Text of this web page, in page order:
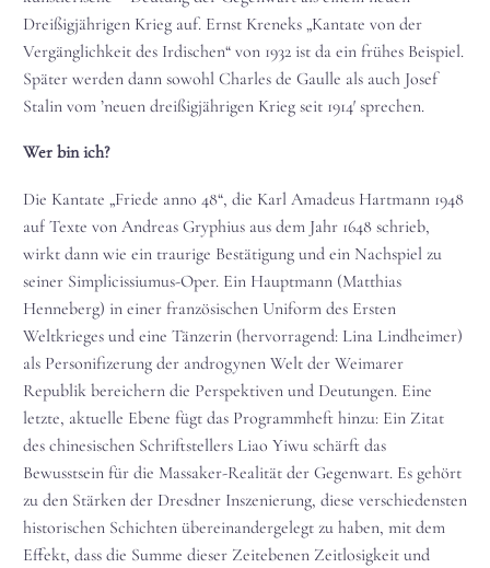
Dreißigjährigen Krieg auf. Ernst Kreneks „Kantate von der
Vergänglichkeit des Irdischen“ von 1932 ist da ein frühes Beispiel.
Später werden dann sowohl Charles de Gaulle als auch Josef
Stalin vom ’neuen dreißigjährigen Krieg seit 1914′ sprechen.
Wer bin ich?
Die Kantate „Friede anno 48“, die Karl Amadeus Hartmann 1948
auf Texte von Andreas Gryphius aus dem Jahr 1648 schrieb,
wirkt dann wie ein traurige Bestätigung und ein Nachspiel zu
seiner Simplicissiumus-Oper. Ein Hauptmann (Matthias
Henneberg) in einer französischen Uniform des Ersten
Weltkrieges und eine Tänzerin (hervorragend: Lina Lindheimer)
als Personifizerung der androgynen Welt der Weimarer
Republik bereichern die Perspektiven und Deutungen. Eine
letzte, aktuelle Ebene fügt das Programmheft hinzu: Ein Zitat
des chinesischen Schriftstellers Liao Yiwu schärft das
Bewusstsein für die Massaker-Realität der Gegenwart. Es gehört
zu den Stärken der Dresdner Inszenierung, diese verschiedensten
historischen Schichten übereinandergelegt zu haben, mit dem
Effekt, dass die Summe dieser Zeitebenen Zeitlosigkeit und